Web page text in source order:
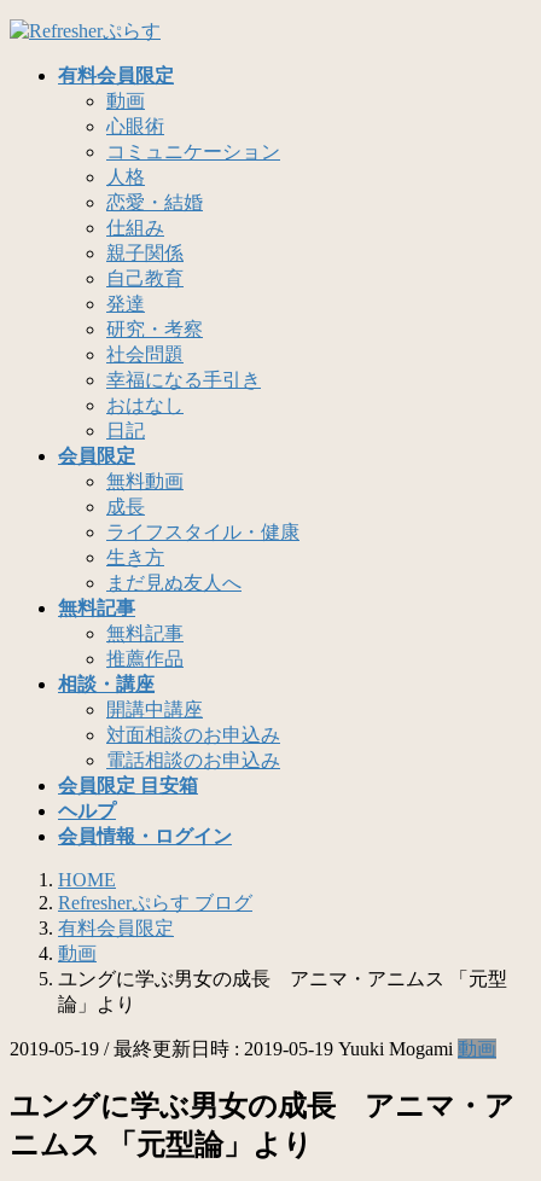
コ
ナ
有料会員限定
動画
心眼術
コミュニケーション
人格
恋愛・結婚
仕組み
親子関係
自己教育
発達
研究・考察
社会問題
幸福になる手引き
おはなし
日記
会員限定
無料動画
成長
ライフスタイル・健康
生き方
まだ見ぬ友人へ
無料記事
無料記事
推薦作品
相談・講座
開講中講座
対面相談のお申込み
電話相談のお申込み
会員限定 目安箱
ヘルプ
会員情報・ログイン
HOME
Refresherぷらす ブログ
有料会員限定
動画
ユングに学ぶ男女の成長 アニマ・アニムス 「元型
論」より
2019-05-19 / 最終更新日時 : 2019-05-19 Yuuki Mogami 動画
ユングに学ぶ男女の成長 アニマ・ア
ニムス 「元型論」より